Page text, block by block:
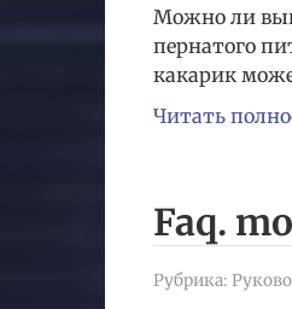
Можно ли
пернатого
какарик
Читать
Faq.
Рубрика: